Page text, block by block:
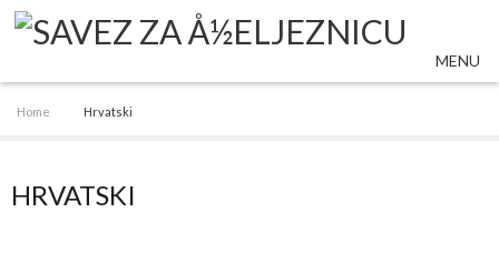
MENU
Home Hrvatski
HRVATSKI